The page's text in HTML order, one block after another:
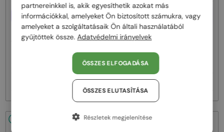
EGYFÓKUSZÚ LENCSÉVEL PLUSZ
25 000 FT
Tom Ford — Optikai keretek
TF5998-K-B - 020 - 51 - KÉK-IBOLYA
FÉNYT SZŰRŐ LENCSÉKKEL
25 000 FT
Tom Ford
TF5998-K-B ECO - 001 - 51 - KÉK-
IBOLYA FÉNYT SZŰRŐ
LENCSÉKKEL
71 000 Ft
48/72
partnereinkkel is, akik egyesíthetik azokat más
információkkal, amelyeket Ön biztosított számukra, vagy
amelyeket a szolgáltatásaik Ön általi használatából
gyűjtöttek össze. Adatvédelmi irányelvek
ÖSSZES ELFOGADÁSA
ÖSSZES ELUTASÍTÁSA
Részletek megjelenítése